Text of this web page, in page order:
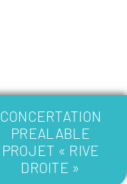
CONCERTATION
PREALABLE
PROJET « RIVE
DROITE »